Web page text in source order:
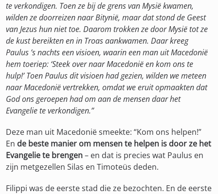
te verkondigen. Toen ze bij de grens van Mysië kwamen,
wilden ze doorreizen naar Bitynië, maar dat stond de Geest
van Jezus hun niet toe. Daarom trokken ze door Mysië tot ze
de kust bereikten en in Troas aankwamen. Daar kreeg
Paulus ’s nachts een visioen, waarin een man uit Macedonië
hem toeriep: ‘Steek over naar Macedonië en kom ons te
hulp!’ Toen Paulus dit visioen had gezien, wilden we meteen
naar Macedonië vertrekken, omdat we eruit opmaakten dat
God ons geroepen had om aan de mensen daar het
Evangelie te verkondigen.”
Deze man uit Macedonië smeekte: “Kom ons helpen!”
En de beste manier om mensen te helpen is door ze het
Evangelie te brengen– en dat is precies wat Paulus en
zijn metgezellen Silas en Timoteüs deden.
Filippi was de eerste stad die ze bezochten. En de eerste